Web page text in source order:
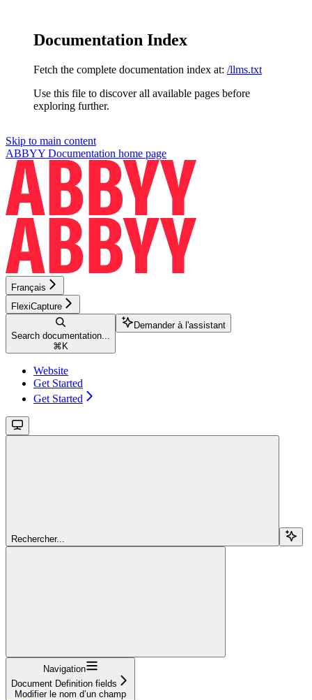
Documentation Index
Fetch the complete documentation index at: /llms.txt
Use this file to discover all available pages before
exploring further.
Skip to main content
ABBYY Documentation home page
Français
FlexiCapture
Search documentation...
⌘ K
Demander à l'assistant
Website
Get Started
Get Started
Rechercher...
Navigation
Document Definition fields
Modifier le nom d’un champ